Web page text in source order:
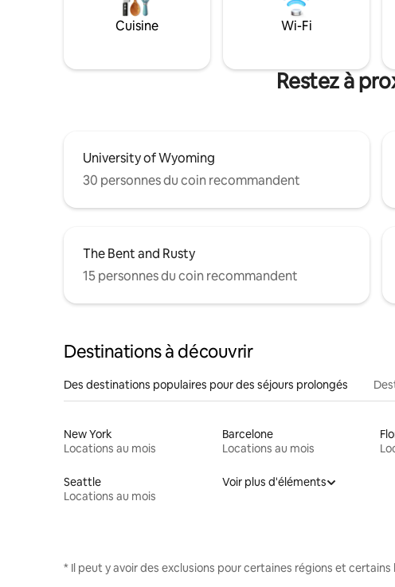
Cuisine Wi-Fi
Restez à
University of Wyoming
30 personnes du coin recommandent
The Bent and Rusty
15 personnes du coin recommandent
Destinations à découvrir
Des destinations populaires pour des séjours prolongés
New York
Locations au mois
Barcelone
Locations au mois
Seattle
Locations au mois
Voir plus d'éléments
* Il peut y avoir des exclusions pour certaines régions et